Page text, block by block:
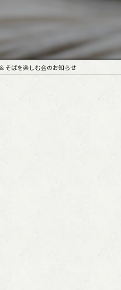
そばを楽しむ会のお知らせ